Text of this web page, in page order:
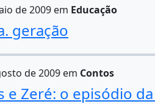
de 2009 em Educação
geração
de 2009 em Contos
e Zeré: o episódio